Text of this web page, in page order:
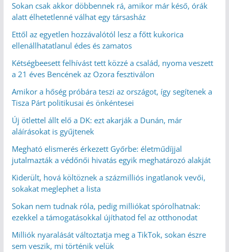
Sokan csak akkor döbbennek rá, amikor már késő, órák
alatt élhetetlenné válhat egy társasház
Ettől az egyetlen hozzávalótól lesz a főtt kukorica
ellenállhatatlanul édes és zamatos
Kétségbeesett felhívást tett közzé a család, nyoma veszett
a 21 éves Bencének az Ozora fesztiválon
Amikor a hőség próbára teszi az országot, így segítenek a
Tisza Párt politikusai és önkéntesei
Új ötlettel állt elő a DK: ezt akarják a Dunán, már
aláírásokat is gyűjtenek
Megható elismerés érkezett Győrbe: életműdíjjal
jutalmazták a védőnői hivatás egyik meghatározó alakját
Kiderült, hová költöznek a százmilliós ingatlanok vevői,
sokakat meglephet a lista
Sokan nem tudnak róla, pedig milliókat spórolhatnak:
ezekkel a támogatásokkal újíthatod fel az otthonodat
Milliók nyaralását változtatja meg a TikTok, sokan észre
sem veszik, mi történik velük